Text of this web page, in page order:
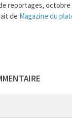
reportages, octobre
de Magazine du